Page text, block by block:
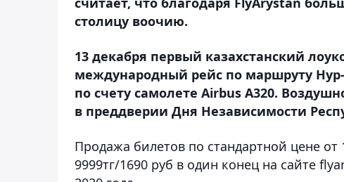
столицу воочию.
13 декабря первый казахстанский
международный рейс по маршруту
по счету самолете Airbus A320.
в преддверии Дня Независимости
Продажа билетов по стандартной цене
9999тг/1690 руб в один конец на сайте